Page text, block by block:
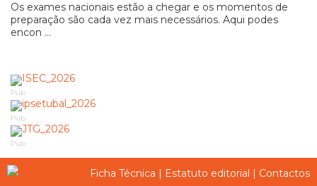
Os exames nacionais estão a chegar e os momentos de
preparação são cada vez mais necessários. Aqui podes
encon ...
Pub
Pub
Pub
Ficha Técnica | Estatuto editorial | Contactos